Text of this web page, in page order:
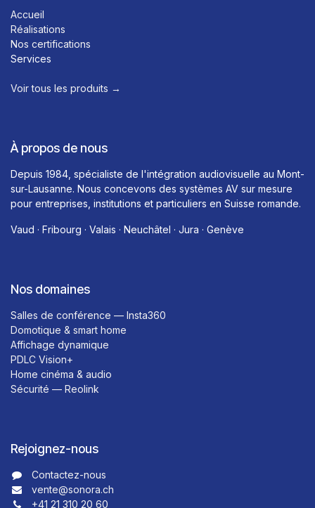
Accueil
Réalisations
Nos certifications
Services
Voir tous les produits →​
À propos de nous
Depuis 1984, spécialiste de l'intégration audiovisuelle au Mont-
sur-Lausanne. Nous concevons des systèmes AV sur mesure
pour entreprises, institutions et particuliers en Suisse romande.
Vaud · Fribourg · Valais · Neuchâtel · Jura · Genève
Nos domaines
Salles de conférence — Insta360
Domotique & smart home
Affichage dynamique
PDLC Vision+
Home cinéma & audio
Sécurité — Reolink
Rejoignez-nous
Contactez-nous​​
vente@sonora.ch
+41 21 310 20 60